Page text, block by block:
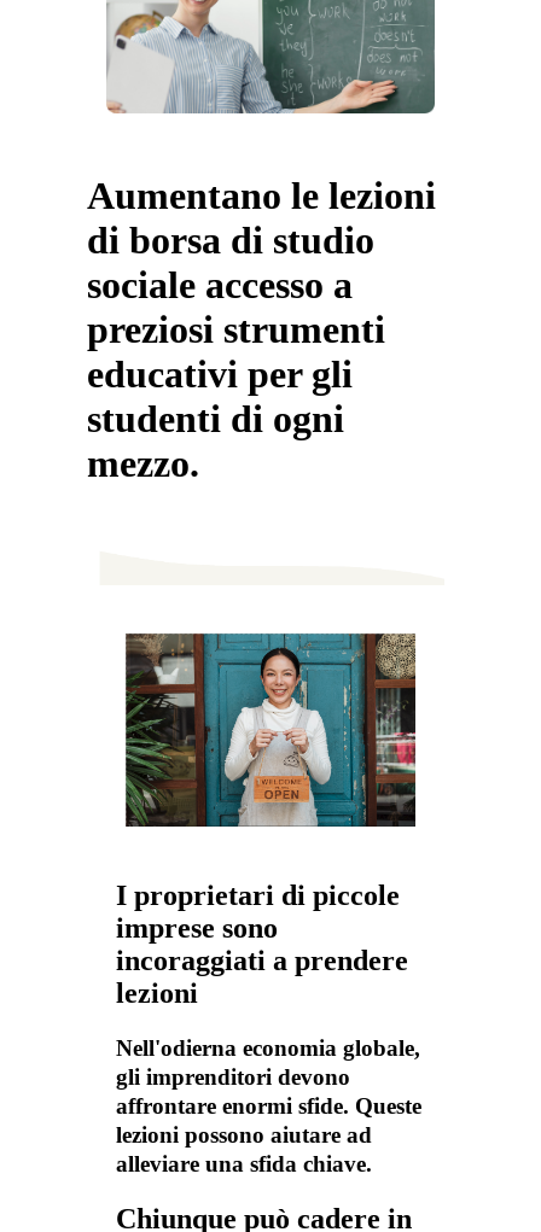
Aumentano le lezioni
di borsa di studio
sociale accesso a
preziosi strumenti
educativi per gli
studenti di ogni
mezzo.
I proprietari di piccole
imprese sono
incoraggiati a prendere
lezioni
Nell'odierna economia globale,
gli imprenditori devono
affrontare enormi sfide. Queste
lezioni possono aiutare ad
alleviare una sfida chiave.
Chiunque può cadere in